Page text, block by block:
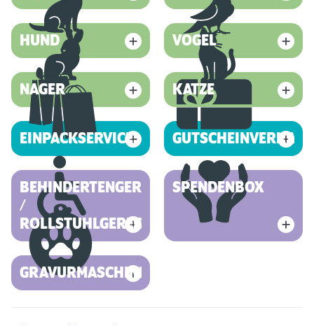
HUND VOGEL
NAGER KATZE
EINPACKSERVICE GUTSCHEINVERKAUF
BEHINDERTENGERECHT
/
ROLLSTUHLGERECHT
SPENDENBOX
GRAVURMASCHINE